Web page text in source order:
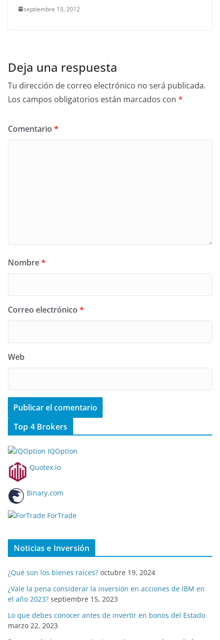
septiembre 13, 2012
Deja una respuesta
Tu dirección de correo electrónico no será publicada.
Los campos obligatorios están marcados con *
Comentario *
Nombre*
Correo electrónico *
Web
Top 4 Brokers
IQOption
Quotex.io
Binary.com
ForTrade
Noticias e Inversión
¿Qué son los bienes raíces? octubre 19, 2024
¿Vale la pena considerar la inversión en acciones de IBM en
el año 2023? septiembre 15, 2023
Lo que debes conocer antes de invertir en bonos del Estado
marzo 22, 2023